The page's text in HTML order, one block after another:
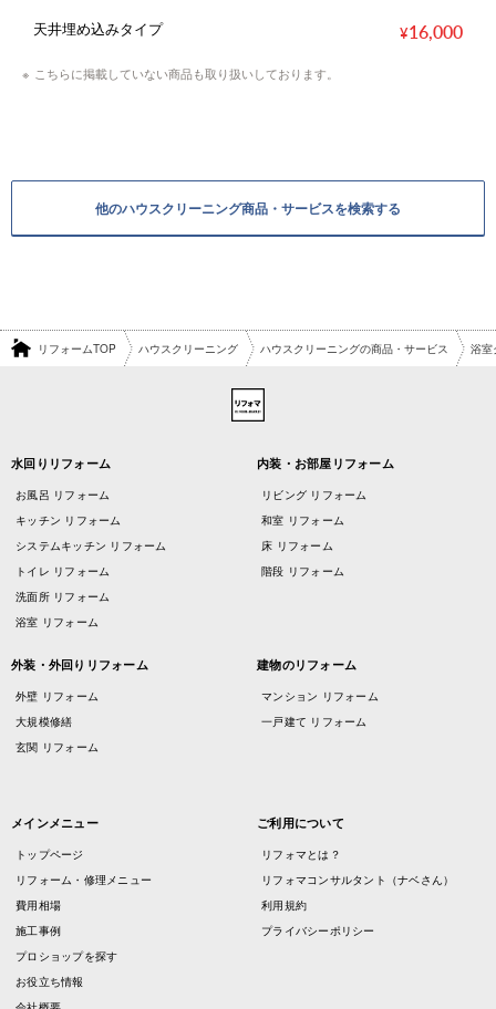
天井埋め込みタイプ 16,000
こちらに掲載していない商品も取り扱いしております。
他のハウスクリーニング商品・サービスを検索する
リフォームTOP ハウスクリーニング ハウスクリーニングの商品・サービス 浴室
水回りリフォーム
お風呂 リフォーム
キッチン リフォーム
システムキッチン リフォーム
トイレ リフォーム
洗面所 リフォーム
浴室 リフォーム
内装・お部屋リフォーム
リビング リフォーム
和室 リフォーム
床 リフォーム
階段 リフォーム
外装・外回りリフォーム
外壁 リフォーム
大規模修繕
玄関 リフォーム
建物のリフォーム
マンション リフォーム
一戸建て リフォーム
メインメニュー
トップページ
リフォーム・修理メニュー
費用相場
施工事例
プロショップを探す
お役立ち情報
ご利用について
リフォマとは？
リフォマコンサルタント（ナベさん）
利用規約
プライバシーポリシー